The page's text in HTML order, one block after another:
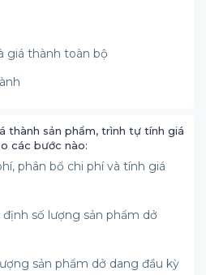
giá thành toàn bộ
thành sản phẩm, trình tự tính giá
các bước nào:
phân bổ chi phí và tính giá
định số lượng sản phẩm dở
sản phẩm dở dang đầu kỳ